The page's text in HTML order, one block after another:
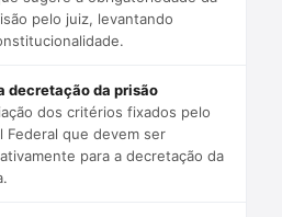
pelo juiz, levantando
decretação da prisão
dos critérios fixados pelo
Federal que devem ser
para a decretação da